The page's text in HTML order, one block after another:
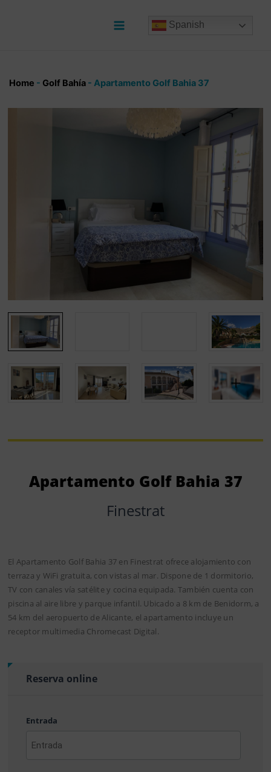
Spanish
Home - Golf Bahía- Apartamento Golf Bahia 37
Apartamento Golf Bahia 37
Finestrat
El Apartamento Golf Bahia 37 en Finestrat ofrece alojamiento con
terraza y WiFi gratuita, con vistas al mar. Dispone de 1 dormitorio,
TV con canales vía satélite y cocina equipada. También cuenta con
piscina al aire libre y parque infantil. Ubicado a 8 km de Benidorm, a
54 km del aeropuerto de Alicante, el apartamento incluye un
receptor multimedia Chromecast Digital.
Reserva online
Entrada
AAAA